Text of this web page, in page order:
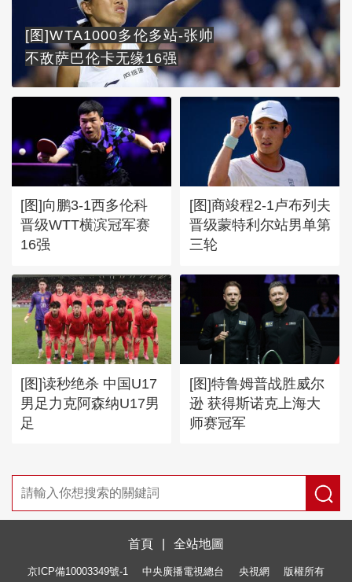
[图]WTA1000多伦多站-张帅
不敌萨巴伦卡无缘16强
[图]向鹏3-1西多伦科
晋级WTT横滨冠军赛
16强
[图]商竣程2-1卢布列夫
晋级蒙特利尔站男单第
三轮
[图]读秒绝杀 中国U17
男足力克阿森纳U17男
足
[图]特鲁姆普战胜威尔
逊 获得斯诺克上海大
师赛冠军
首頁 全站地圖
京ICP備10003349號-1 中央廣播電視總台 央視網 版權所有